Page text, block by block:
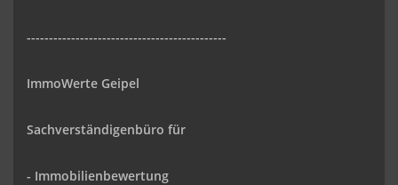
---------------------------------------------
ImmoWerte Geipel
Sachverständigenbüro für
- Immobilienbewertung